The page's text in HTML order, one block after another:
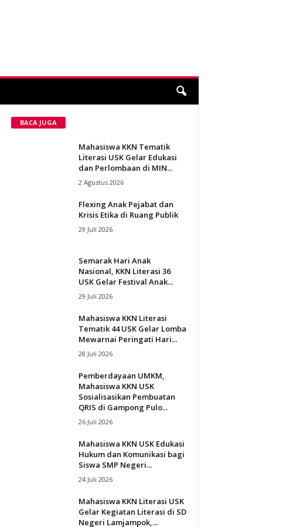
BACA JUGA
Mahasiswa KKN Tematik
Literasi USK Gelar Edukasi
dan Perlombaan di MIN...
2 Agustus 2026
Flexing Anak Pejabat dan
Krisis Etika di Ruang Publik
29 Juli 2026
Semarak Hari Anak
Nasional, KKN Literasi 36
USK Gelar Festival Anak...
29 Juli 2026
Mahasiswa KKN Literasi
Tematik 44 USK Gelar Lomba
Mewarnai Peringati Hari...
28 Juli 2026
Pemberdayaan UMKM,
Mahasiswa KKN USK
Sosialisasikan Pembuatan
QRIS di Gampong Pulo...
26 Juli 2026
Mahasiswa KKN USK Edukasi
Hukum dan Komunikasi bagi
Siswa SMP Negeri...
24 Juli 2026
Mahasiswa KKN Literasi USK
Gelar Kegiatan Literasi di SD
Negeri Lamjampok,...